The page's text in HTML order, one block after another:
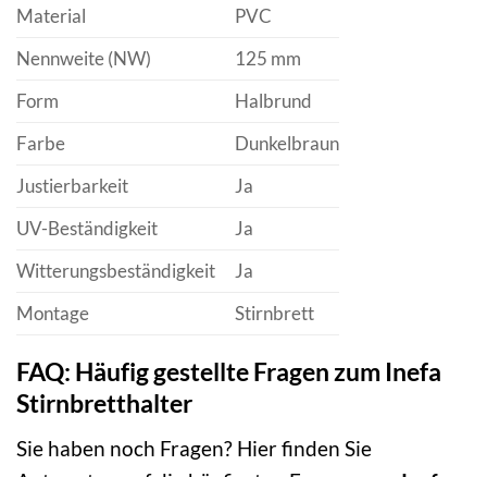
Material
PVC
Nennweite (NW)
125 mm
Form
Halbrund
Farbe
Dunkelbraun
Justierbarkeit
Ja
UV-Beständigkeit
Ja
Witterungsbeständigkeit
Ja
Montage
Stirnbrett
FAQ: Häufig gestellte Fragen zum Inefa
Stirnbretthalter
Sie haben noch Fragen? Hier finden Sie